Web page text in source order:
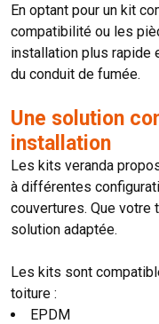
En optant pour un kit
compatibilité ou les
installation plus rapide
du conduit de fumée.
Une solution
installation
Les kits veranda
à différentes
couvertures. Que
solution adaptée.
Les kits sont
toiture :
EPDM